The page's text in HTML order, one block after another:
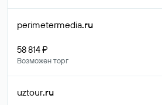
perimetermedia.ru
58 814 ₽
Возможен торг
uztour.ru